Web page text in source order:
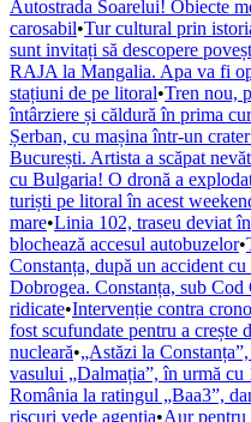
Autostrada Soarelui! Obiecte
carosabil•Tur cultural prin
sunt invitați să descopere
RAJA la Mangalia. Apa va fi
stațiuni de pe litoral•Tren nou,
întârziere și căldură în prima
Șerban, cu mașina într-un
București. Artista a scăpat
cu Bulgaria! O dronă a
turiști pe litoral în acest
mare•Linia 102, traseu deviat
blochează accesul autobuzelor•
Constanța, după un accident cu
Dobrogea. Constanța, sub Cod
ridicate•Intervenție contra
fost scufundate pentru a crește
nucleară•„Astăzi la
vasului „Dalmația”, în urmă cu
România la ratingul „Baa3”,
riscuri vede agenția•Aur pentru